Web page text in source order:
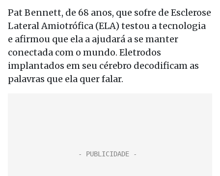
Pat Bennett, de 68 anos, que sofre de Esclerose
Lateral Amiotrófica (ELA) testou a tecnologia
e afirmou que ela a ajudará a se manter
conectada com o mundo. Eletrodos
implantados em seu cérebro decodificam as
palavras que ela quer falar.